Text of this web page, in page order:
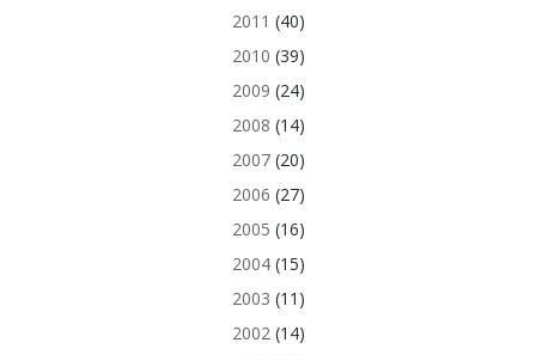
2011 (40)
2010 (39)
2009 (24)
2008 (14)
2007(20)
2006 (27)
2005 (16)
2004(15)
2003 (11)
2002(14)